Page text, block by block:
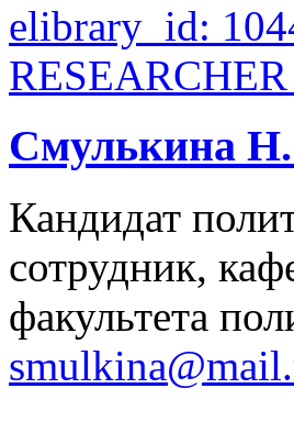
elibrary_id:
Смулькина
Кандидат
сотрудник,
факультета